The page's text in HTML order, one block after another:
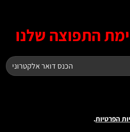
התפוצה שלנו
.